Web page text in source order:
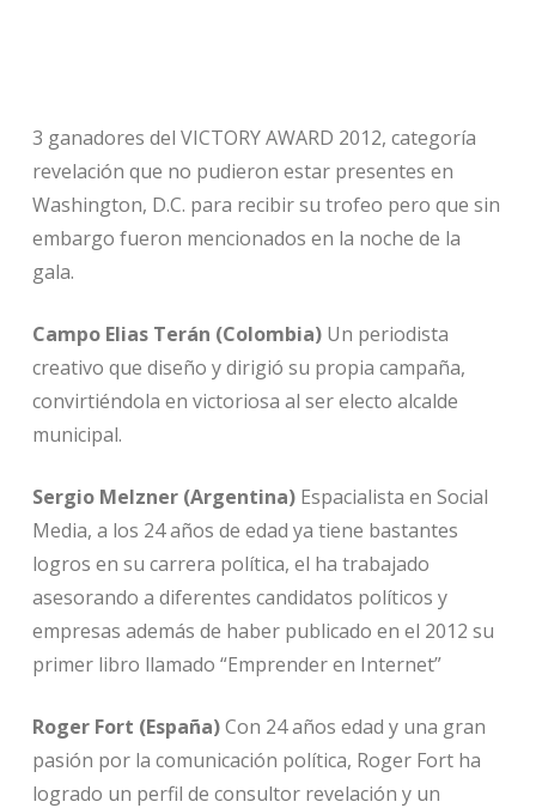
3 ganadores del VICTORY AWARD 2012, categoría
revelación que no pudieron estar presentes en
Washington, D.C. para recibir su trofeo pero que sin
embargo fueron mencionados en la noche de la
gala.
Campo Elias Terán (Colombia)Un periodista
creativo que diseño y dirigió su propia campaña,
convirtiéndola en victoriosa al ser electo alcalde
municipal.
Sergio Melzner (Argentina)Espacialista en Social
Media, a los 24 años de edad ya tiene bastantes
logros en su carrera política, el ha trabajado
asesorando a diferentes candidatos políticos y
empresas además de haber publicado en el 2012 su
primer libro llamado “Emprender en Internet”
Roger Fort (España)Con 24 años edad y una gran
pasión por la comunicación política, Roger Fort ha
logrado un perfil de consultor revelación y un